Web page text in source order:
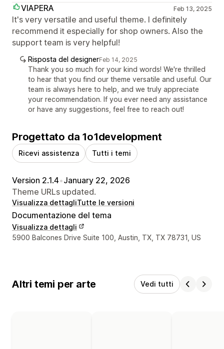
VIAPERA
Feb 13, 2025
It's very versatile and useful theme. I definitely
recommend it especially for shop owners. Also the
support team is very helpful!
Risposta del designerFeb 14, 2025
Thank you so much for your kind words! We're thrilled
to hear that you find our theme versatile and useful. Our
team is always here to help, and we truly appreciate
your recommendation. If you ever need any assistance
or have any suggestions, feel free to reach out!
Progettato da 1o1development
Ricevi assistenza Tutti i temi
Version 2.1.4•January 22, 2026
Theme URLs updated.
Visualizza dettagliTutte le versioni
Documentazione del tema
Visualizza dettagli
Recapiti del designer
5900 Balcones Drive Suite 100, Austin, TX, TX 78731, US
Altri temi per arte Vedi tutti